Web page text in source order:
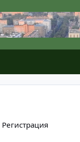
Регистрация